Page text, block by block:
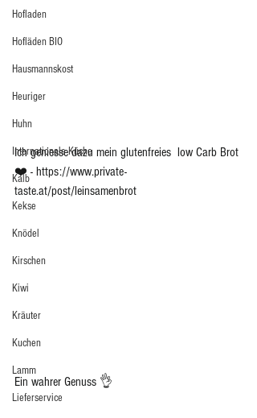
Hofladen
Hofläden BIO
Hausmannskost
Heuriger
Huhn
Internationale Küche
Kalb
Kekse
Knödel
Kirschen
Kiwi
Kräuter
Kuchen
Lamm
Lieferservice
Ich geniesse dazu mein glutenfreies  low Carb Brot
❤️ - https://www.private-
taste.at/post/leinsamenbrot
Ein wahrer Genuss 👌